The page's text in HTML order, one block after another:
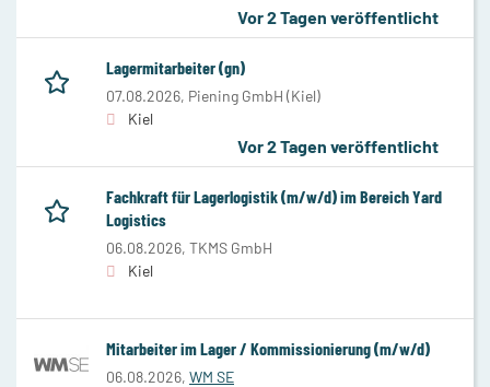
Vor 2 Tagen veröffentlicht
Lagermitarbeiter (gn)
07.08.2026, Piening GmbH (Kiel)
Kiel
Vor 2 Tagen veröffentlicht
Fachkraft für Lagerlogistik (m/w/d) im Bereich Yard
Logistics
06.08.2026, TKMS GmbH
Kiel
Mitarbeiter im Lager / Kommissionierung (m/w/d)
06.08.2026, WM SE